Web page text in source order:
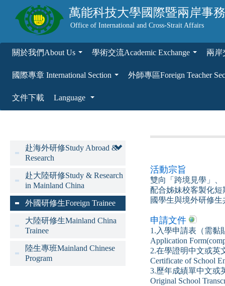
萬能科技大學國際暨兩岸事
Office of International and Cross-Strait Affairs
關於我們About Us 學術交流Academic Exchange 兩岸
國際專章 International Section 外師專區Foreign Teacher
文件下載 Language
赴海外研修Study Abroad &
Research
赴大陸研修Study & Research
in Mainland China
外國研修生Foreign Trainee
大陸研修生Mainland China
Trainee
陸生專班Mainland Chinese
Program
活動宗旨
雙向「跨境見學」
配合姊妹校客製化
國學生與境外研修
申請文件
1.入學申請表（需黏
Application
2.在學證明中文或英
Certificate of School
3.歷年成績單中文或
Original School